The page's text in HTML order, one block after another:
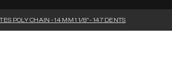
HUILES, PRODUIT CHIMIQUES ET
GOODIES
POLY CHAIN - 14 MM 1 1/8" - 147 DENTS